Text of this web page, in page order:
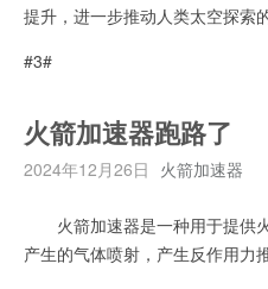
提升，进一步推动人类太空探索的
#3#
火箭加速器跑路了
2024年12月26日 火箭加速器
火箭加速器是一种用于提供
产生的气体喷射，产生反作用力